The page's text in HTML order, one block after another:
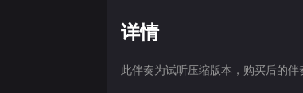
详情
此伴奏为试听压缩版本，购买后的